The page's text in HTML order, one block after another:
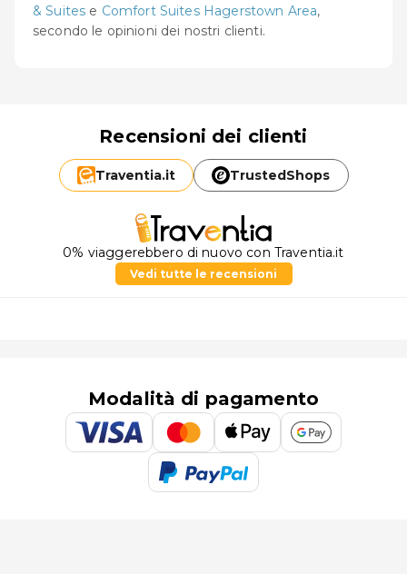
& Suites e Comfort Suites Hagerstown Area,
secondo le opinioni dei nostri clienti.
Recensioni dei clienti
Traventia.it TrustedShops
0% viaggerebbero di nuovo con Traventia.it
Vedi tutte le recensioni
Modalità di pagamento